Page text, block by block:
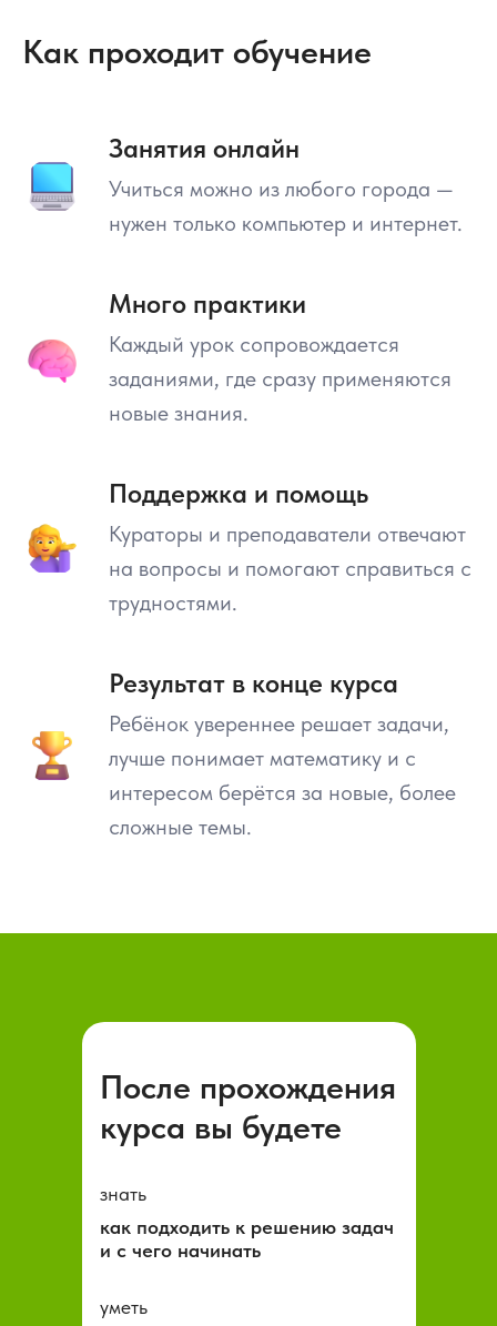
Как проходит обучение
Занятия онлайн
Учиться можно из любого города —
нужен только компьютер и интернет.
Много практики
Каждый урок сопровождается
заданиями, где сразу применяются
новые знания.
Поддержка и помощь
Кураторы и преподаватели отвечают
на вопросы и помогают справиться с
трудностями.
Результат в конце курса
Ребёнок увереннее решает задачи,
лучше понимает математику и с
интересом берётся за новые, более
сложные темы.
После прохождения
курса вы будете
как подходить к решению задач
и с чего начинать
знать
уметь